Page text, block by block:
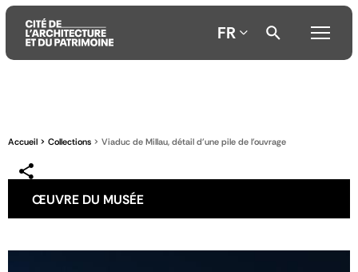
contenu
menu
la
FR
Accueil Collections Viaduc de Millau, détail d'une pile de l'ouvrage
ŒUVRE DU MUSÉE